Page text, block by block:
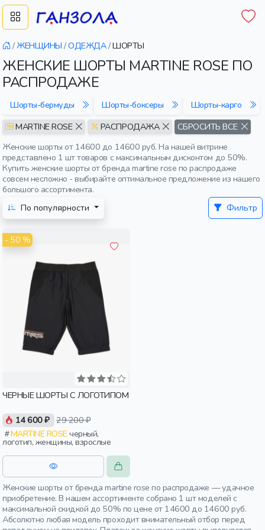
/ ЖЕНЩИНЫ /ОДЕЖДА/ШОРТЫ
ЖЕНСКИЕ ШОРТЫ MARTINE ROSE ПО
РАСПРОДАЖЕ
Шорты-бермуды Шорты-боксеры
Шорты-карго
MARTINE ROSE
РАСПРОДАЖА
СБРОСИТЬ ВСЕ
Женские шорты от 14600 до 14600 руб. На нашей витрине
представлено 1 шт товаров с максимальным дисконтом до 50%.
Купить женские шорты от бренда martine rose по распродаже
совсем несложно - выбирайте оптимальное предложение из нашего
большого ассортимента.
По популярности
Фильтр
- 50 %
ЧЕРНЫЕ ШОРТЫ С ЛОГОТИПОМ
14 600 ₽ 29 200 ₽
MARTINE ROSEчерный,
логотип, женщины, взрослые
Женские шорты от бренда martine rose по распродаже — удачное
приобретение. В нашем ассортименте собрано 1 шт моделей с
максимальной скидкой до 50% по цене от 14600 до 14600 руб.
Абсолютно любая модель проходит внимательный отбор перед